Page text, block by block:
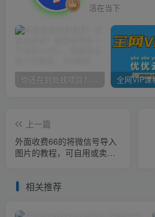
活在当下
你还在到处找项目？还在当韭菜？我靠卖项目一个月收入5万+，曾经我也是个失败者。
上一篇
外面收费66的将微信号导入
图片的教程，可自用或卖教
相关推荐